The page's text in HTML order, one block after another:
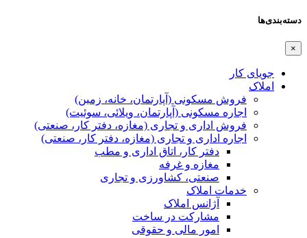
دسته‌بندی‌ها
×
جویای کار
املاک
فروش مسکونی (آپارتمان، خانه، زمین)
اجاره مسکونی (آپارتمان، ویلائی، سوئیت)
فروش اداری و تجاری (مغازه، دفتر کار، صنعتی)
اجاره اداری و تجاری (مغازه، دفتر کار، صنعتی)
دفتر کار، اتاق اداری و مطب
مغازه و غرفه
صنعتی،‌ کشاورزی و تجاری
خدمات املاک
آژانس املاک
مشارکت در ساخت
امور مالی و حقوقی